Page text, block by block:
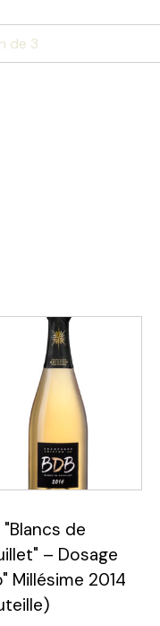
de 3
"Blancs de
– Dosage
Millésime 2014